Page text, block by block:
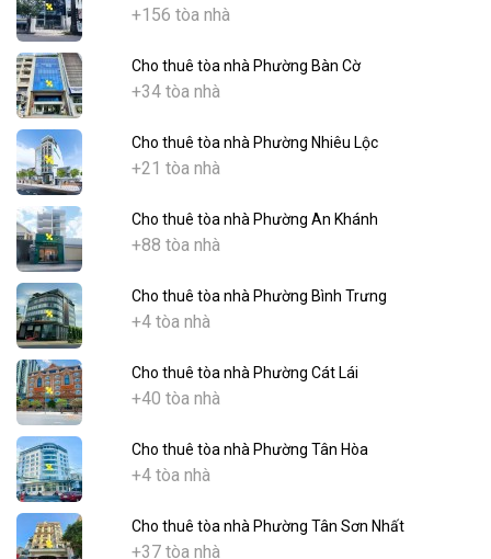
+156 tòa nhà
Cho thuê tòa nhà Phường Bàn Cờ
+34 tòa nhà
Cho thuê tòa nhà Phường Nhiêu Lộc
+21 tòa nhà
Cho thuê tòa nhà Phường An Khánh
+88 tòa nhà
Cho thuê tòa nhà Phường Bình Trưng
+4 tòa nhà
Cho thuê tòa nhà Phường Cát Lái
+40 tòa nhà
Cho thuê tòa nhà Phường Tân Hòa
+4 tòa nhà
Cho thuê tòa nhà Phường Tân Sơn Nhất
+37 tòa nhà